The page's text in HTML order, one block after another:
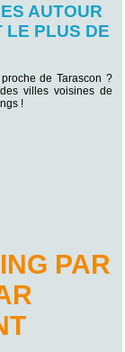
AUTOUR
LE PLUS DE
de Tarascon ?
villes voisines de
!
PAR